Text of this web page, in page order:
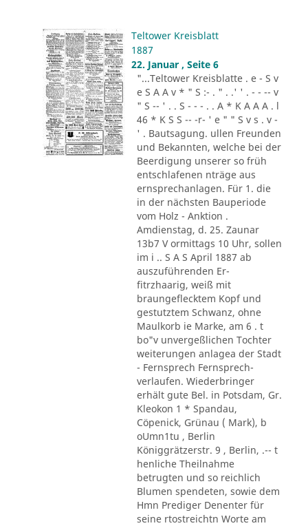
Teltower Kreisblatt
1887
22. Januar , Seite 6
"...Teltower Kreisblatte . e - S v
e S A A v * " S :- . " . .' ' . - - -- v
" S -- ' . . S - - - . . A * K A A A . l
46 * K S S -- -r- ' e " " S v s . v -
' . Bautsagung. ullen Freunden
und Bekannten, welche bei der
Beerdigung unserer so früh
entschlafenen nträge aus
ernsprechanlagen. Für 1. die
in der nächsten Bauperiode
vom Holz - Anktion .
Amdienstag, d. 25. Zaunar
13b7 V ormittags 10 Uhr, sollen
im i .. S A S April 1887 ab
auszuführenden Er-
fitrzhaarig, weiß mit
braungeflecktem Kopf und
gestutztem Schwanz, ohne
Maulkorb ie Marke, am 6 . t
bo"v unvergeßlichen Tochter
weiterungen anlagea der Stadt
- Fernsprech Fernsprech-
verlaufen. Wiederbringer
erhält gute Bel. in Potsdam, Gr.
Kleokon 1 * Spandau,
Cöpenick, Grünau ( Mark), b
oUmn1tu , Berlin
Königgrätzerstr. 9 , Berlin, .-- t
henliche Theilnahme
betrugten und so reichlich
Blumen spendeten, sowie dem
Hmn Prediger Denenter für
seine rtostreichtn Worte am